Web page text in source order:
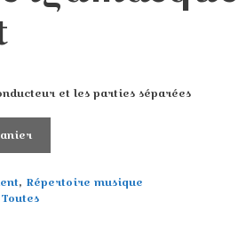
et les parties séparées
, Répertoire musique
Toutes